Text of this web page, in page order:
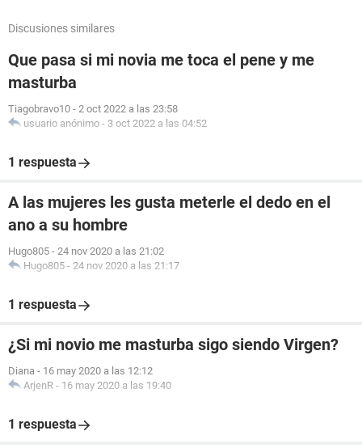
Discusiones similares
Que pasa si mi novia me toca el pene y me
masturba
Tiagobravo10 - 2 oct 2022 a las 23:58
usuario anónimo - 3 oct 2022 a las 04:52
1 respuesta
A las mujeres les gusta meterle el dedo en el
ano a su hombre
Hugo805 - 24 nov 2020 a las 21:02
Hugo805 - 24 nov 2020 a las 21:17
1 respuesta
¿Si mi novio me masturba sigo siendo Virgen?
Diana - 16 may 2020 a las 12:12
ArjenR - 16 may 2020 a las 19:40
1 respuesta